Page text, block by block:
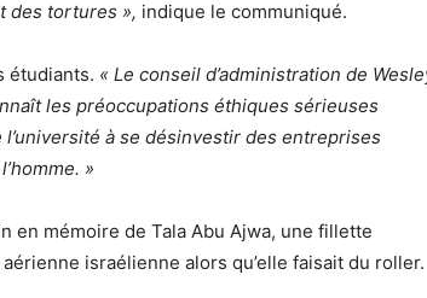
des tortures », indique le communiqué.
étudiants. « Le conseil d’administration de
les préoccupations éthiques sérieuses
à se désinvestir des entreprises
»
en mémoire de Tala Abu Ajwa, une fillette
israélienne alors qu’elle faisait du roller.